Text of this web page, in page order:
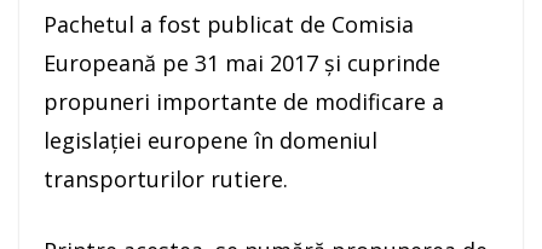
Pachetul a fost publicat de Comisia
Europeană pe 31 mai 2017 şi cuprinde
propuneri importante de modificare a
legislaţiei europene în domeniul
transporturilor rutiere.